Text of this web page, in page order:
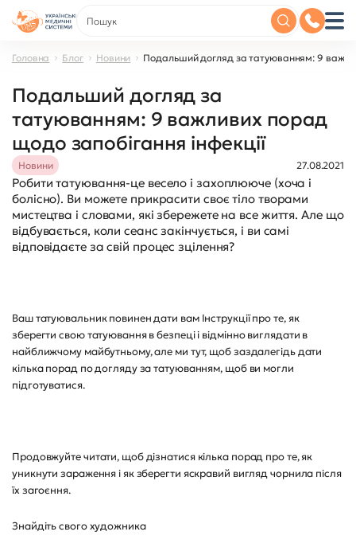
Головна Блог Новини Подальший догляд за татуюванням: 9
Подальший догляд за
татуюванням: 9 важливих порад
щодо запобігання інфекції
Новини 27.08.2021
Робити татуювання-це весело і захоплююче (хоча і
болісно). Ви можете прикрасити своє тіло творами
мистецтва і словами, які збережете на все життя. Але що
відбувається, коли сеанс закінчується, і ви самі
відповідаєте за свій процес зцілення?
Ваш татуювальник повинен дати вам Інструкції про те, як
зберегти свою татуювання в безпеці і відмінно виглядати в
найближчому майбутньому, але ми тут, щоб заздалегідь дати
кілька порад по догляду за татуюванням, щоб ви могли
підготуватися.
Продовжуйте читати, щоб дізнатися кілька порад про те, як
уникнути зараження і як зберегти яскравий вигляд чорнила після
їх загоєння.
Знайдіть свого художника